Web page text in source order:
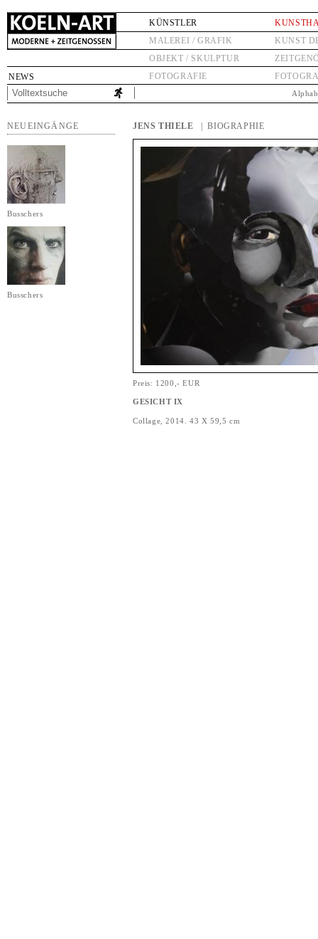
NEWS
KÜNSTLER
MALEREI / GRAFIK
OBJEKT / SKULPTUR
FOTOGRAFIE
KUNST
NEUEINGÄNGE
Busschers
Busschers
JENS THIELE | BIOGRAPHIE
Preis: 1200,- EUR
GESICHT IX
Collage, 2014. 43 X 59,5 cm